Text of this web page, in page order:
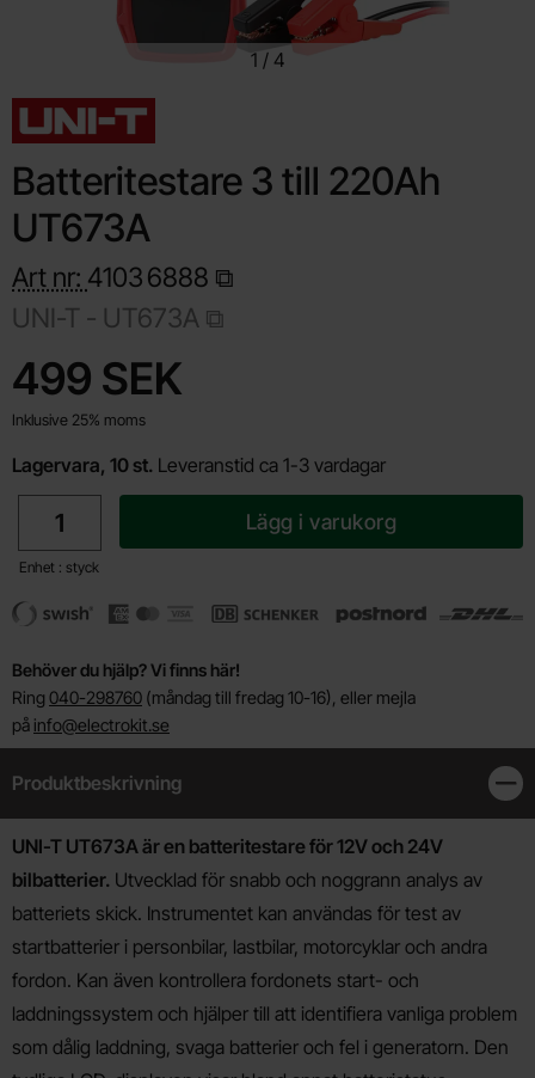
1 / 4
Batteritestare 3 till 220Ah
UT673A
Art nr: 41036888
UNI-T - UT673A
pris
499 SEK
Inklusive 25% moms
Lagervara, 10 st. Leveranstid ca 1-3 vardagar
Enhet : styck
Lägg i varukorg
Behöver du hjälp? Vi finns här!
Ring 040-298760 (måndag till fredag 10-16), eller mejla
på info@electrokit.se
Produktbeskrivning
Produktbeskrivning
UNI-T UT673A är en batteritestare för 12V och 24V
bilbatterier. Utvecklad för snabb och noggrann analys av
batteriets skick. Instrumentet kan användas för test av
startbatterier i personbilar, lastbilar, motorcyklar och andra
fordon. Kan även kontrollera fordonets start- och
laddningssystem och hjälper till att identifiera vanliga problem
som dålig laddning, svaga batterier och fel i generatorn. Den